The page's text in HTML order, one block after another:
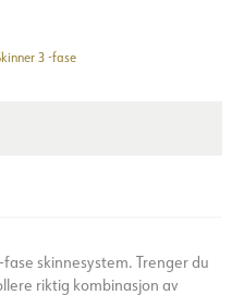
3 -fase
skinnesystem. Trenger du
riktig kombinasjon av